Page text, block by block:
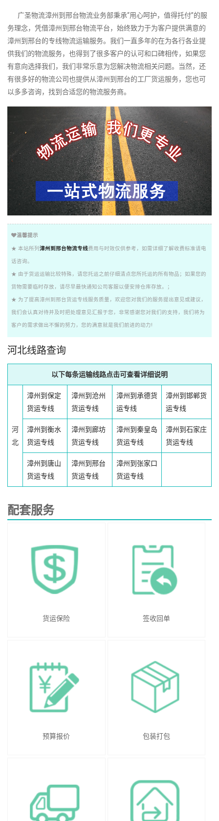
广圣物流漳州到邢台物流业务部秉承“用心呵护，值得托付”的服
务理念，凭借漳州到邢台物流平台，始终致力于为客户提供满意的
漳州到邢台的专线物流运输服务。我们一直多年的在为各行各业提
供我们的物流服务，也得到了很多客户的认可和口碑相传，如果您
有意向选择我们，我们非常乐意为您解决物流相关问题。当然，还
有很多好的物流公司也提供从漳州到邢台的工厂货运服务，您也可
以多多咨询，找到合适您的物流服务商。
温馨提示
★ 本站所列 漳州到邢台物流专线费用与时效仅供参考，如需详细了解收费标准请电
话咨询。
★ 由于货运运输比较特殊，请您托运之前仔细清点您所托运的所有物品；如果您的
货物需要临时存放，请尽早最快通知公司客服以便安排仓库存放。；
★ 为了提高漳州到邢台货运专线服务质量，欢迎您对我们的服务提出意见或建议，
我们会认真对待并及时把处理意见汇报于您，非常感谢您对我们的支持，我们将为
客户的需求做出不懈的努力，您的满意就是我们前进的动力!
河北线路查询
以下每条运输线路点击可查看详细说明
河
北
漳州到保定
货运专线
漳州到沧州
货运专线
漳州到承德货
运专线
漳州到邯郸货
运专线
漳州到衡水
货运专线
漳州到廊坊
货运专线
漳州到秦皇岛
货运专线
漳州到石家庄
货运专线
漳州到唐山
货运专线
漳州到邢台
货运专线
漳州到张家口
货运专线
配套服务
货运保险 签收回单
预算报价 包装打包